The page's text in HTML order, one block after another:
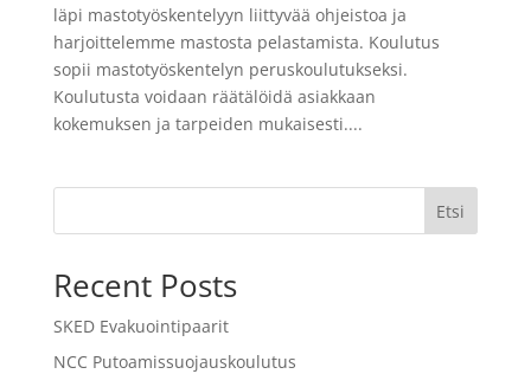
läpi mastotyöskentelyyn liittyvää ohjeistoa ja
harjoittelemme mastosta pelastamista. Koulutus
sopii mastotyöskentelyn peruskoulutukseksi.
Koulutusta voidaan räätälöidä asiakkaan
kokemuksen ja tarpeiden mukaisesti....
Etsi
Recent Posts
SKED Evakuointipaarit
NCC Putoamissuojauskoulutus